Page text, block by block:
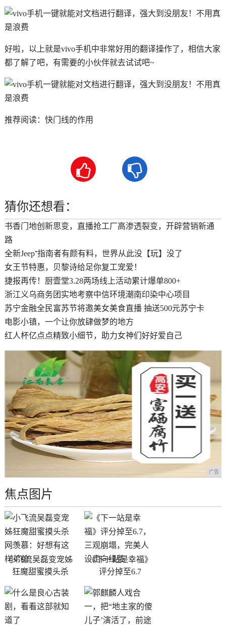
好啦，以上就是vivo手机中非常好用的翻译操作了，相信大家
都了解了吧，有需要的小伙伴就去试试吧~
推荐阅读： 快门线的作用
 
猜你还想看：
书香门地创新思变，直播抢工厂高渗透裂变，开辟营销新通
路
全新Jeep⁺指南者有颜有料，世界从此没【玩】没了
女王节特惠，贝黎诗给足你复工宠爱！
捷报再传！厨壹堂3.28两场线上活动累计爆单800+
浙江义乌商务团实地考察中信环境潮南印染中心项目
苏宁金融全民富苏节将邀美女美食直播 抽送500元苏宁卡
电影小镇，一个让你放肆做梦的地方
红人杯亿点点精致小细节，助力女神们好好爱自己
广告
焦点图片
小飞流吴磊变宠姊
狂魔甜蜜摸头杀
《下一站是幸福》
评分掉至6.7